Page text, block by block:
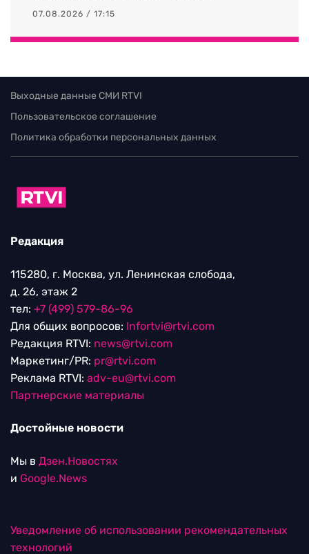
07.08.2026 / 17:15
Выходные данные СМИ RTVI
Пользовательское соглашение
Политика обработки персональных данных
Редакция
115280, г. Москва, ул. Ленинская слобода,
д. 26, этаж 2
тел: +7 (499) 579-86-96
Для общих вопросов: Infortvi@rtvi.com
Редакция RTVI: news@rtvi.com
Маркетинг/PR: pr@rtvi.com
Реклама RTVI: adv-eu@rtvi.com
Партнерские материалы
Достойные новости
Мы в Дзен.Новостях
и Google.News
Уведомление об использовании рекомендательных
технологий